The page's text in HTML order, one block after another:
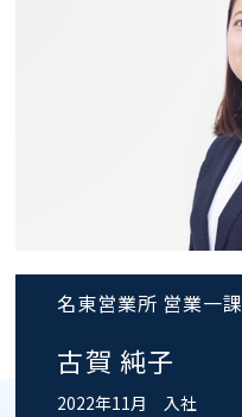
名東営業所 営業一課
古賀 純子
2022年11月 入社